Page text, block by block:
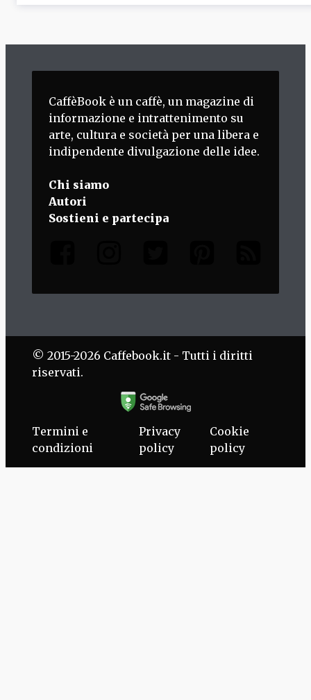
CaffèBook è un caffè, un magazine di
informazione e intrattenimento su
arte, cultura e società per una libera e
indipendente divulgazione delle idee.
Chi siamo
Autori
Sostieni e partecipa
© 2015-2026 Caffebook.it - Tutti i diritti
riservati.
Termini e
condizioni
Privacy
policy
Cookie
policy